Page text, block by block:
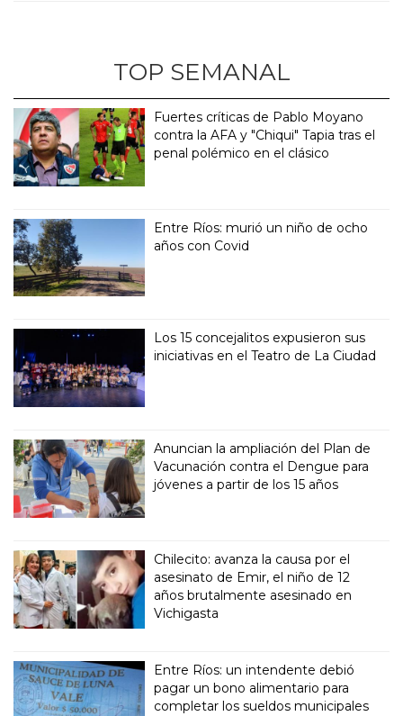
TOP SEMANAL
Fuertes críticas de Pablo Moyano
contra la AFA y "Chiqui" Tapia tras el
penal polémico en el clásico
Entre Ríos: murió un niño de ocho
años con Covid
Los 15 concejalitos expusieron sus
iniciativas en el Teatro de La Ciudad
Anuncian la ampliación del Plan de
Vacunación contra el Dengue para
jóvenes a partir de los 15 años
Chilecito: avanza la causa por el
asesinato de Emir, el niño de 12
años brutalmente asesinado en
Vichigasta
Entre Ríos: un intendente debió
pagar un bono alimentario para
completar los sueldos municipales